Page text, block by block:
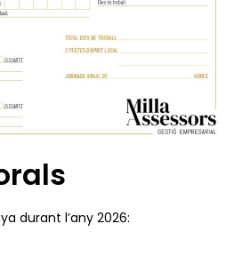
durant l’any 2026: